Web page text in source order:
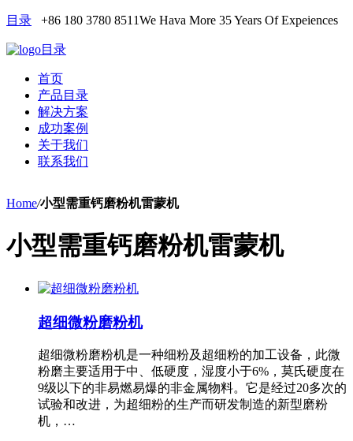
目录 +86 180 3780 8511We Hava More 35 Years Of Expeiences
目录
首页
产品目录
解决方案
成功案例
关于我们
联系我们
Home/小型需重钙磨粉机雷蒙机
小型需重钙磨粉机雷蒙机
超细微粉磨粉机
超细微粉磨粉机是一种细粉及超细粉的加工设备，此微
粉磨主要适用于中、低硬度，湿度小于6%，莫氏硬度在
9级以下的非易燃易爆的非金属物料。它是经过20多次的
试验和改进，为超细粉的生产而研发制造的新型磨粉
机，…